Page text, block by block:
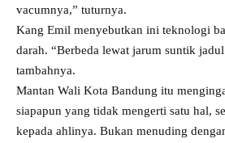
vacumnya,” tuturnya.
Kang Emil menyebutkan ini teknologi
darah. “Berbeda lewat jarum suntik
tambahnya.
Mantan Wali Kota Bandung itu
siapapun yang tidak mengerti satu hal,
kepada ahlinya. Bukan menuding